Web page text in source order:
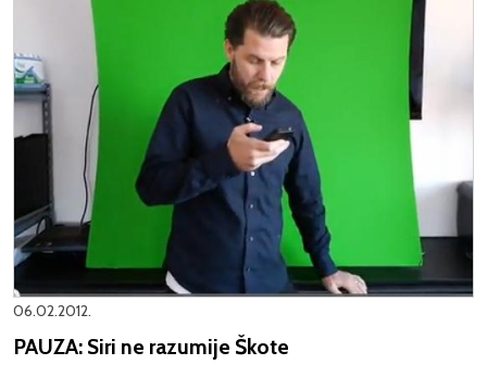
06.02.2012.
PAUZA: Siri ne razumije Škote